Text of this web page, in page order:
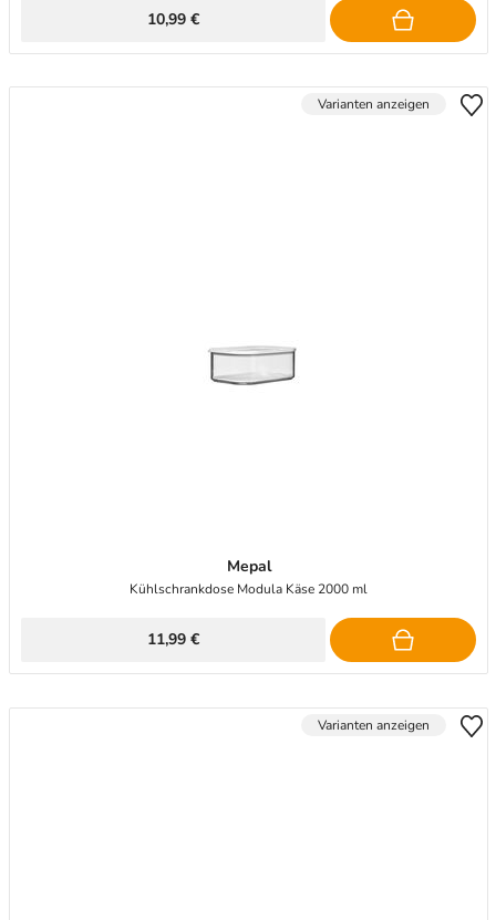
10,99 €
Varianten anzeigen
Mepal
Kühlschrankdose Modula Käse 2000 ml
11,99 €
Varianten anzeigen